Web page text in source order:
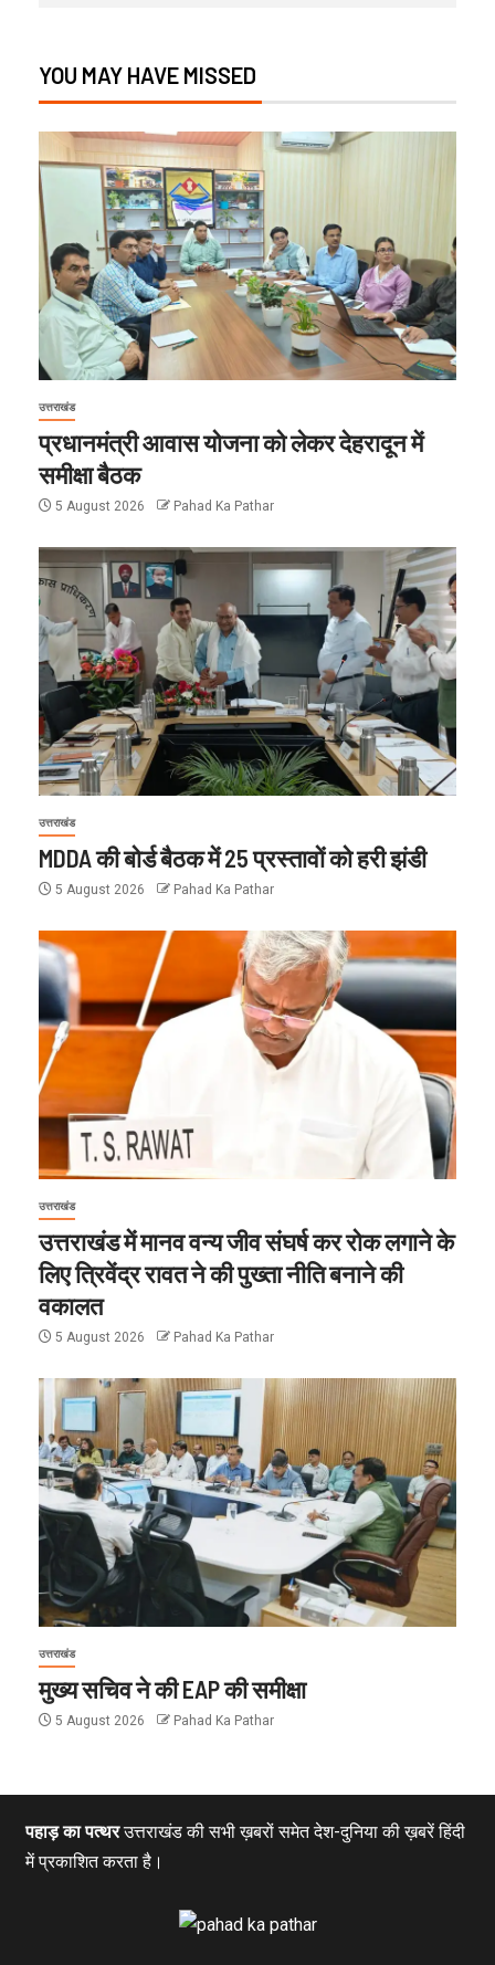
YOU MAY HAVE MISSED
उत्तराखंड
प्रधानमंत्री आवास योजना को लेकर देहरादून में
समीक्षा बैठक
5 August 2026 Pahad Ka Pathar
उत्तराखंड
MDDA की बोर्ड बैठक में 25 प्रस्तावों को हरी झंडी
5 August 2026 Pahad Ka Pathar
उत्तराखंड
उत्तराखंड में मानव वन्य जीव संघर्ष कर रोक लगाने के
लिए त्रिवेंद्र रावत ने की पुख्ता नीति बनाने की
वकालत
5 August 2026 Pahad Ka Pathar
उत्तराखंड
मुख्य सचिव ने की EAP की समीक्षा
5 August 2026 Pahad Ka Pathar
पहाड़ का पत्थरउत्तराखंड की सभी ख़बरों समेत देश-दुनिया की ख़बरें हिंदी
में प्रकाशित करता है।